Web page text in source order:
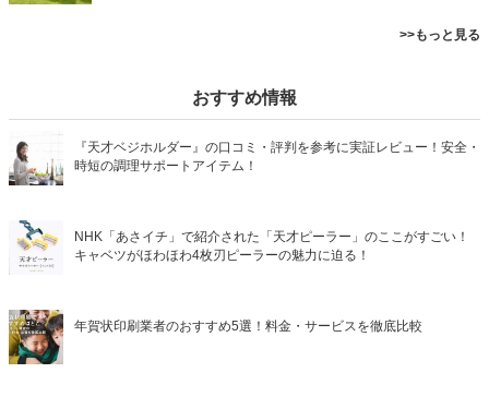
>>もっと見る
おすすめ情報
『天才ベジホルダー』の口コミ・評判を参考に実証レビュー！安全・
時短の調理サポートアイテム！
NHK「あさイチ」で紹介された「天才ピーラー」のここがすごい！
キャベツがほわほわ4枚刃ピーラーの魅力に迫る！
年賀状印刷業者のおすすめ5選！料金・サービスを徹底比較